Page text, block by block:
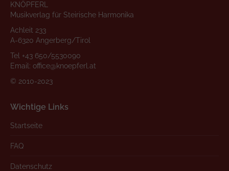
KNÖPFERL
Musikverlag für Steirische Harmonika
Achleit 233
A-6320 Angerberg/Tirol
Tel +43 650/5530090
Email: office@knoepferl.at
© 2010-2023
Wichtige Links
Startseite
FAQ
Datenschutz